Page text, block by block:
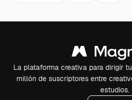
La plataforma creativa para dirigir
millón de suscriptores entre
estudios.